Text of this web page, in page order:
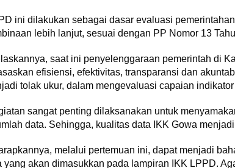
ini dilakukan sebagai dasar evaluasi
lebih lanjut, sesuai dengan PP Nomor 13
saat ini penyelenggaraan pemerintah di
efisiensi, efektivitas, transparansi dan
tolak ukur, dalam mengevaluasi capaian
sangat penting dilaksanakan untuk
data. Sehingga, kualitas data IKK Gowa
melalui pertemuan ini, dapat menjadi
yang akan dimasukkan pada lampiran IKK LPPD.